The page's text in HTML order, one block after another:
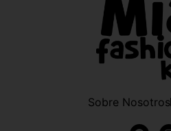
Sobre Nosotros